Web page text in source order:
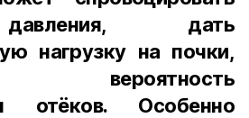
дать
нагрузку на почки,
вероятность
отёков. Особенно